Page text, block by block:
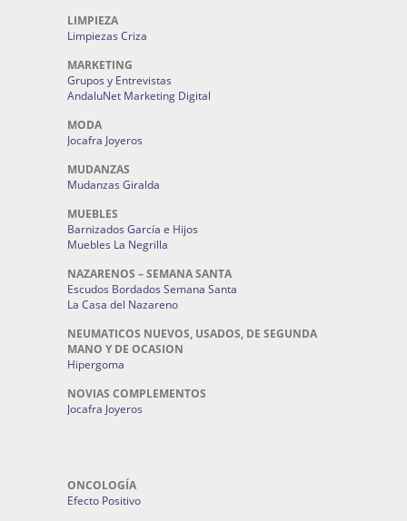
LIMPIEZA
Limpiezas Criza
MARKETING
Grupos y Entrevistas
AndaluNet Marketing Digital
MODA
Jocafra Joyeros
MUDANZAS
Mudanzas Giralda
MUEBLES
Barnizados García e Hijos
Muebles La Negrilla
NAZARENOS – SEMANA SANTA
Escudos Bordados Semana Santa
La Casa del Nazareno
NEUMATICOS NUEVOS, USADOS, DE SEGUNDA
MANO Y DE OCASION
Hipergoma
NOVIAS COMPLEMENTOS
Jocafra Joyeros
ONCOLOGÍA
Efecto Positivo